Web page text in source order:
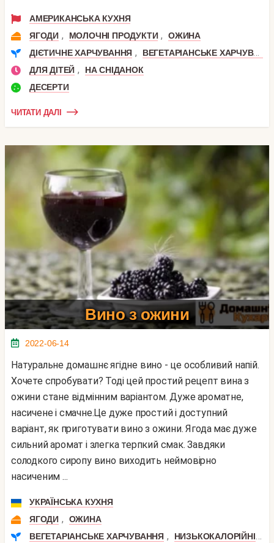
АМЕРИКАНСЬКА КУХНЯ
ЯГОДИ , МОЛОЧНІ ПРОДУКТИ ,
ОЖИНА
ДІЄТИЧНЕ ХАРЧУВАННЯ ,
ВЕГЕТАРІАНСЬКЕ ХАРЧУВАННЯ
ДЛЯ ДІТЕЙ ,
НА СНІДАНОК
ДЕСЕРТИ
ЧИТАТИ ДАЛІ
Вино з ожини
2022-06-14
Натуральне домашнє ягідне вино - це особливий напій.
Хочете спробувати? Тоді цей простий рецепт вина з
ожини стане відмінним варіантом. Дуже ароматне,
насичене і смачне.Це дуже простий і доступний
варіант, як приготувати вино з ожини. Ягода має дуже
сильний аромат і злегка терпкий смак. Завдяки
солодкого сиропу вино виходить неймовірно
насиченим ...
УКРАЇНСЬКА КУХНЯ
ЯГОДИ ,
ОЖИНА
ВЕГЕТАРІАНСЬКЕ ХАРЧУВАННЯ , НИЗЬКОКАЛОРІЙНІ ,